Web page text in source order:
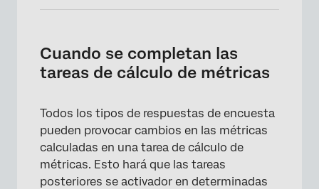
Cuando se completan las
tareas de cálculo de métricas
Todos los tipos de respuestas de encuesta
pueden provocar cambios en las métricas
calculadas en una tarea de cálculo de
métricas. Esto hará que las tareas
posteriores se activador en determinadas